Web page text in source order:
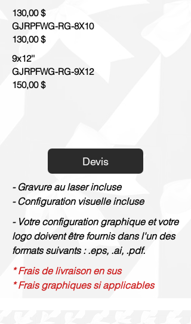
130,00 $
GJRPFWG-RG-8X10
130,00 $
9x12''
GJRPFWG-RG-9X12
150,00 $
Devis
- Gravure au laser incluse
- Configuration visuelle incluse
- Votre configuration graphique et votre
logo doivent être fournis dans l'un des
formats suivants : .eps, .ai, .pdf.
* Frais de livraison en sus
* Frais graphiques si applicables